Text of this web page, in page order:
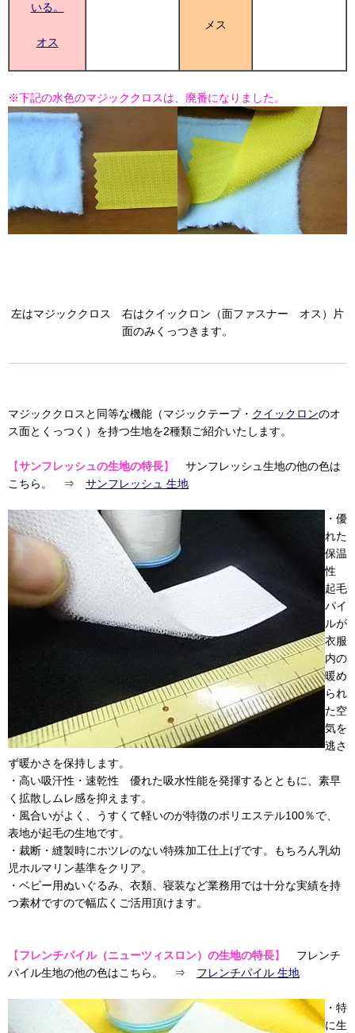
いる。
オス
メス
※下記の水色のマジッククロスは、廃番になりました。
左はマジッククロス 右はクイックロン（面ファスナー オス）片
面のみくっつきます。
マジッククロスと同等な機能（マジックテープ・ クイックロンのオ
ス面とくっつく）を持つ生地を2種類ご紹介いたします。
【サンフレッシュの生地の特長】
サンフレッシュ生地の他の色は
こちら。 ⇒ サンフレッシュ 生地
・優
れた
保温
性
起毛
パイ
ルが
衣服
内の
暖め
られ
た空
気を
逃さ
ず暖かさを保持します。
・高い吸汗性・速乾性 優れた吸水性能を発揮するとともに、素早
く拡散しムレ感を抑えます。
・風合いがよく、うすくて軽いのが特徴のポリエステル100％で、
表地が起毛の生地です。
・裁断・縫製時にホツレのない特殊加工仕上げです。もちろん乳幼
児ホルマリン基準をクリア。
・ベビー用ぬいぐるみ、衣類、寝装など業務用では十分な実績を持
つ素材ですので幅広くご活用頂けます。
【フレンチパイル（ニューツィスロン）の生地の特長】
フレンチ
パイル生地の他の色はこちら。 ⇒ フレンチパイル 生地
・特
に生